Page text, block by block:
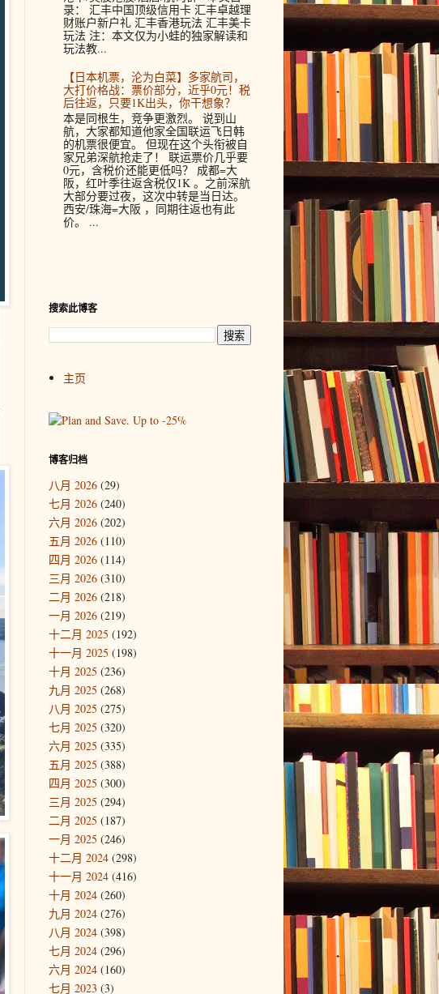
录： 汇丰中国顶级信用卡 汇丰卓越理
财账户新户礼 汇丰香港玩法 汇丰美卡
玩法 注：本文仅为小蛙的独家解读和
玩法教...
【日本机票，沦为白菜】多家航司，
大打价格战：票价部分，近乎0元！税
后往返，只要1K出头，你干想象？
本是同根生，竞争更激烈。 说到山
航，大家都知道他家全国联运飞日韩
的机票很便宜。 但现在这个头衔被自
家兄弟深航抢走了！ 联运票价几乎要
0元，含税价还能更低吗？ 成都=大
阪，红叶季往返含税仅1K 。之前深航
大部分要过夜，这次中转是当日达。
西安/珠海=大阪 ，同期往返也有此
价。 ...
搜索此博客
主页
博客归档
八月 2026 (29)
七月 2026 (240)
六月 2026 (202)
五月 2026 (110)
四月 2026 (114)
三月 2026 (310)
二月 2026 (218)
一月 2026 (219)
十二月 2025 (192)
十一月 2025 (198)
十月 2025 (236)
九月 2025 (268)
八月 2025 (275)
七月 2025 (320)
六月 2025 (335)
五月 2025 (388)
四月 2025 (300)
三月 2025 (294)
二月 2025 (187)
一月 2025 (246)
十二月 2024 (298)
十一月 2024 (416)
十月 2024 (260)
九月 2024 (276)
八月 2024 (398)
七月 2024 (296)
六月 2024 (160)
七月 2023 (3)